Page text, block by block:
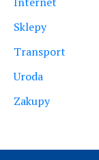
Sklepy
Transport
Uroda
Zakupy